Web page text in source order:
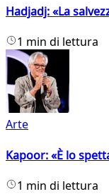
Hadjadj: «La
1 min di lettura
Arte
Kapoor: «È lo
1 min di lettura